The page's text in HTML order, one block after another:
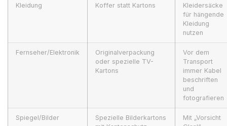
Kleidung Koffer statt Kartons
Kleidersäcke
für hängende
Kleidung
nutzen
Fernseher/Elektronik
Originalverpackung
oder spezielle TV-
Kartons
Vor dem
Transport
immer Kabel
beschriften
und
fotografieren
Spiegel/Bilder
Spezielle Bilderkartons
Mit „Vorsicht